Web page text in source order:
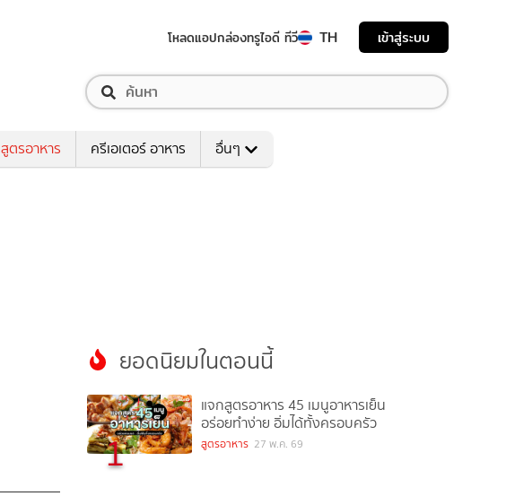
โหลดแอปกล่องทรูไอดี ทีวี TH เข้าสู่ระบบ
สูตรอาหาร ครีเอเตอร์ อาหาร อื่นๆ
ยอดนิยมในตอนนี้
1
แจกสูตรอาหาร 45 เมนูอาหารเย็น
อร่อยทำง่าย อิ่มได้ทั้งครอบครัว
สูตรอาหาร 27 พ.ค. 69